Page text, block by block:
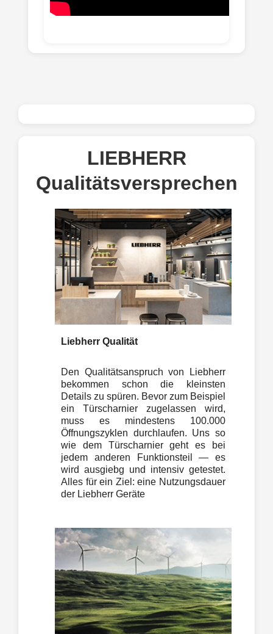
LIEBHERR
Qualitätsversprechen
Liebherr Qualität
Den Qualitätsanspruch von Liebherr
bekommen schon die kleinsten
Details zu spüren. Bevor zum Beispiel
ein Türscharnier zugelassen wird,
muss es mindestens 100.000
Öffnungszyklen durchlaufen. Uns so
wie dem Türscharnier geht es bei
jedem anderen Funktionsteil — es
wird ausgiebg und intensiv getestet.
Alles für ein Ziel: eine Nutzungsdauer
der Liebherr Geräte